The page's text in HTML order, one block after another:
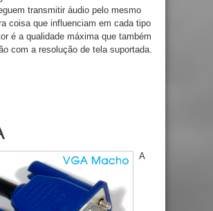
transmitir áudio pelo mesmo
coisa que influenciam em cada tipo
é a qualidade máxima que também
com a resolução de tela suportada.
A